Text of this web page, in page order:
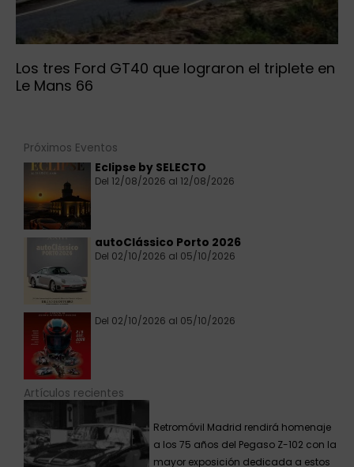
Los tres Ford GT40 que lograron el triplete en
Le Mans 66
Próximos Eventos
Eclipse by SELECTO
Del 12/08/2026 al 12/08/2026
autoClássico Porto 2026
Del 02/10/2026 al 05/10/2026
Del 02/10/2026 al 05/10/2026
Artículos recientes
Retromóvil Madrid rendirá homenaje
a los 75 años del Pegaso Z-102 con la
mayor exposición dedicada a estos